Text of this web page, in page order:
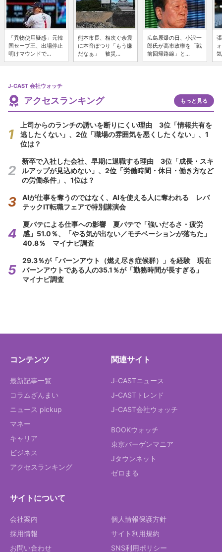
「異物使用疑惑」元韓
国セーブ王、出場停止
明けマウンドで...
熊本市長、相次ぐ余震
に本音ぽつり「もう嫌
だなぁ」 被災...
広島原爆の日、小沢一
郎氏が高市政権を「戦
前回帰路線」と...
J-CAST 会社ウォッチ
アクセスランキング もっと見る
上司からのランチの誘いを断りにくい理由 3位「情報共有を
逃したくない」、2位「職場の雰囲気を悪くしたくない」、1
位は？
新卒で入社した会社、早期に退職する理由 3位「成長・スキ
ルアップが見込めない」、2位「労働時間・休日・働き方など
の労働条件」、1位は？
AIが仕事を奪うのではなく、AIを使える人に奪われる レバ
テックIT転職フェアで特別講演会
夏バテによる仕事への影響 夏バテで「強いだるさ・疲労
感」51.0％、「やる気が出ない／モチベーションが落ちた」
40.8％ マイナビ調査
29.3％が「バーンアウト（燃え尽き症候群）」を経験 現在
バーンアウトである人の35.1％が「勤務時間が長すぎる」
マイナビ調査
コンテンツ
最新記事一覧
コラムざんまい
ニュース pickup
マネー
キャリア
ビジネス
アクセスランキング
関連サイト
J-CASTニュース
J-CASTトレンド
J-CAST会社ウォッチ
BOOKウォッチ
東京バーゲンマニア
Jタウンネット
ゼロまる
サイトについて
会社案内
採用情報
お問い合わせ
個人情報保護方針
サイト利用規約
SNS利用ポリシー